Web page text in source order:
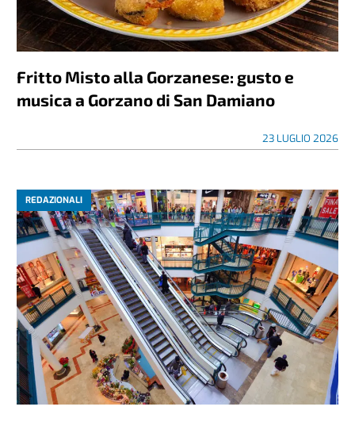
Fritto Misto alla Gorzanese: gusto e
musica a Gorzano di San Damiano
23 LUGLIO 2026
REDAZIONALI